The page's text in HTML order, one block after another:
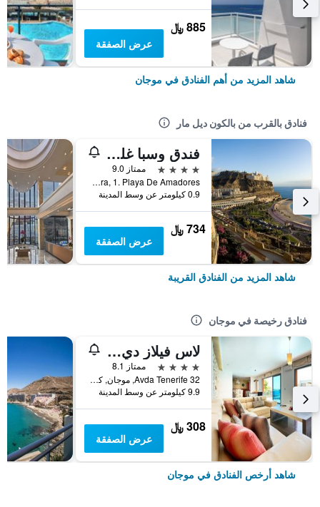
885 ﷼
عرض الصفقة
شاهد المزيد من أهم الفنادق في موجان
فنادق بالقرب من بالكون ديل مار
فندق وسبا غلوريا بالاس رويال
4 نجوم
ممتاز 9.0
Tamara, 1. Playa De Amadores, موجان, كناريا الكبرى, أسبانيا
0.9 كيلومتر عن وسط المدينة
734 ﷼
عرض الصفقة
شاهد المزيد من الفنادق القريبة
فنادق رخيصة في موجان
لاس فيلاز دي أمادوريس
4 نجوم
ممتاز 8.1
Avda Tenerife 32, موجان, كناريا الكبرى, أسبانيا
9.9 كيلومتر عن وسط المدينة
308 ﷼
عرض الصفقة
شاهد أرخص الفنادق في موجان